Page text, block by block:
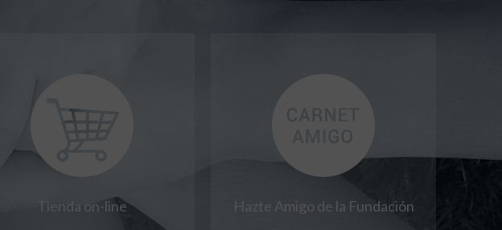
Tienda on-line Hazte Amigo de la Fundación